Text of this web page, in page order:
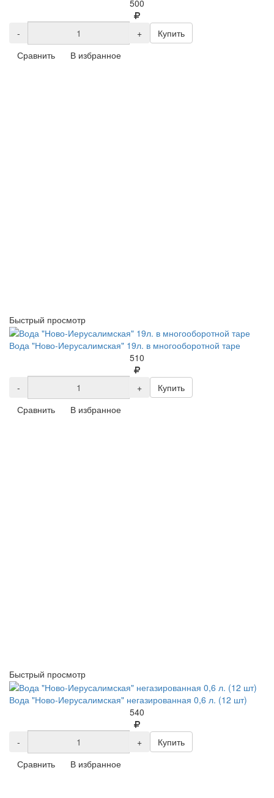
500
- +
Купить
Сравнить
В избранное
Быстрый просмотр
Вода "Ново-Иерусалимская" 19л. в многооборотной таре
510
- +
Купить
Сравнить
В избранное
Быстрый просмотр
Вода "Ново-Иерусалимская" негазированная 0,6 л. (12 шт)
540
- +
Купить
Сравнить
В избранное